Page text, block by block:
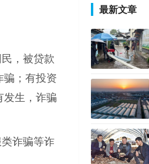
，被贷款
骗；有投资
发生，诈骗
诈骗等诈
最新文章